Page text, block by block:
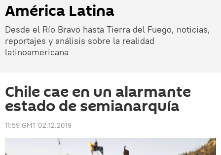
América Latina
Desde el Río Bravo hasta Tierra del Fuego, noticias,
reportajes y análisis sobre la realidad
latinoamericana
Chile cae en un alarmante
estado de semianarquía
11:59 GMT 02.12.2019